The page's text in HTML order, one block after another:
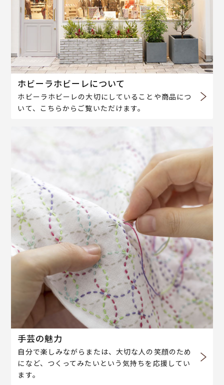
ホビーラホビーレについて
ホビーラホビーレの大切にしていることや商品につ
いて、こちらからご覧いただけます。
手芸の魅力
自分で楽しみながらまたは、大切な人の笑顔のため
になど、つくってみたいという気持ちを応援してい
ます。